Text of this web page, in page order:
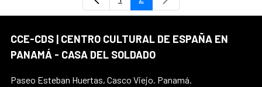
PáginaPágina
CCE-CDS | CENTRO CULTURAL DE ESPAÑA EN
PANAMÁ - CASA DEL SOLDADO
Paseo Esteban Huertas, Casco Viejo. Panamá.